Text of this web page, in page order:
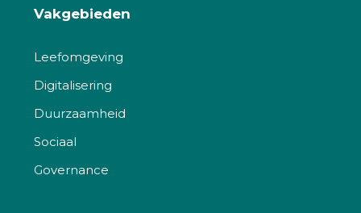
Vakgebieden
Leefomgeving
Digitalisering
Duurzaamheid
Sociaal
Governance